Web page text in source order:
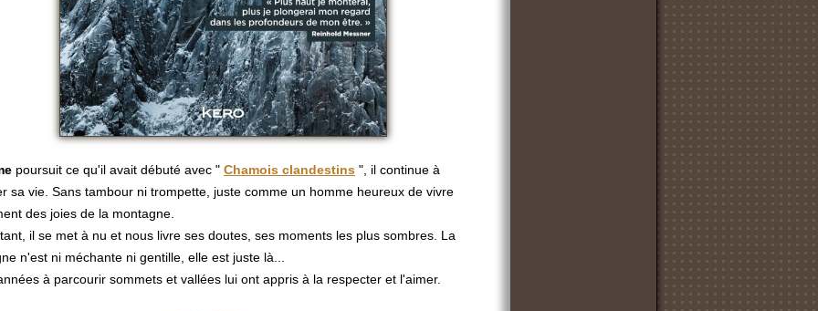
poursuit ce qu'il avait débuté avec " Chamois clandestins ", il continue à
sa vie. Sans tambour ni trompette, juste comme un homme heureux de vivre
des joies de la montagne.
il se met à nu et nous livre ses doutes, ses moments les plus sombres. La
n'est ni méchante ni gentille, elle est juste là...
à parcourir sommets et vallées lui ont appris à la respecter et l'aimer.